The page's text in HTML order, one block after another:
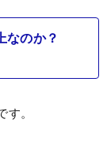
なのか？
。